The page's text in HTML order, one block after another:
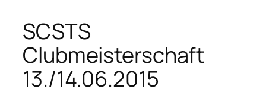
SCSTS
Clubmeisterschaft
13./14.06.2015